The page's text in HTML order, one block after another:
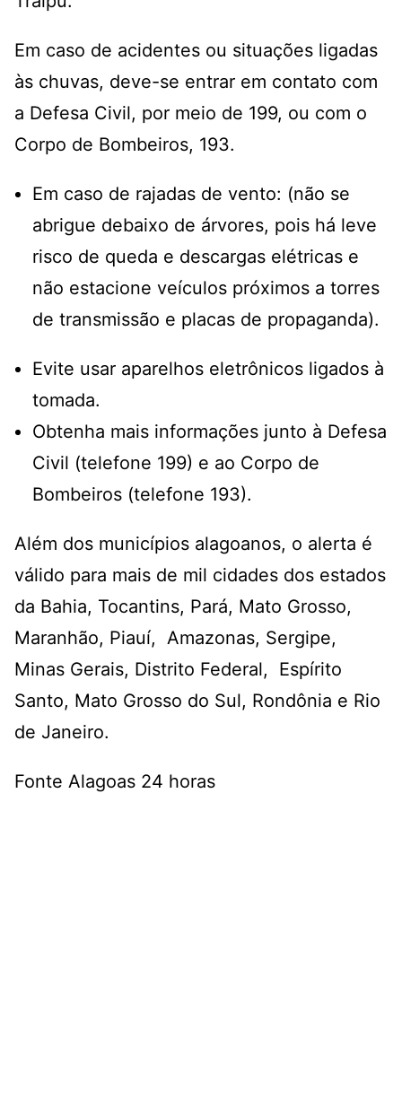
Em caso de acidentes ou situações ligadas
às chuvas, deve-se entrar em contato com
a Defesa Civil, por meio de 199, ou com o
Corpo de Bombeiros, 193.
Em caso de rajadas de vento: (não se
abrigue debaixo de árvores, pois há leve
risco de queda e descargas elétricas e
não estacione veículos próximos a torres
de transmissão e placas de propaganda).
Evite usar aparelhos eletrônicos ligados à
tomada.
Obtenha mais informações junto à Defesa
Civil (telefone 199) e ao Corpo de
Bombeiros (telefone 193).
Além dos municípios alagoanos, o alerta é
válido para mais de mil cidades dos estados
da Bahia, Tocantins, Pará, Mato Grosso,
Maranhão, Piauí, Amazonas, Sergipe,
Minas Gerais, Distrito Federal, Espírito
Santo, Mato Grosso do Sul, Rondônia e Rio
de Janeiro.
Fonte Alagoas 24 horas